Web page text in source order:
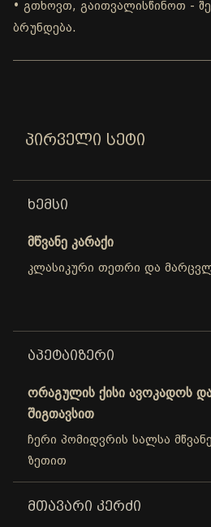
• გთხოვთ, გაითვალისწინოთ -
ბრუნდება.
ᲞᲘᲠᲕᲔᲚᲘ ᲡᲔᲢᲘ
ᲮᲔᲛᲡᲘ
მწვანე კარაქი
კლასიკური თეთრი და
ᲐᲞᲔᲢᲐᲘᲖᲔᲠᲘ
ორაგულის ქისი ავოკადოს და
შიგთავსით
ჩერი პომიდვრის სალსა
ზეთით
ᲛᲗᲐᲕᲐᲠᲘ ᲙᲔᲠᲫᲘ